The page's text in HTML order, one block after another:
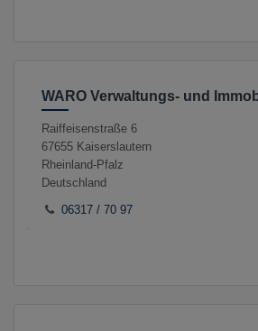
WARO Verwaltungs- und
Raiffeisenstraße 6
67655 Kaiserslautern
Rheinland-Pfalz
Deutschland
06317 / 70 97